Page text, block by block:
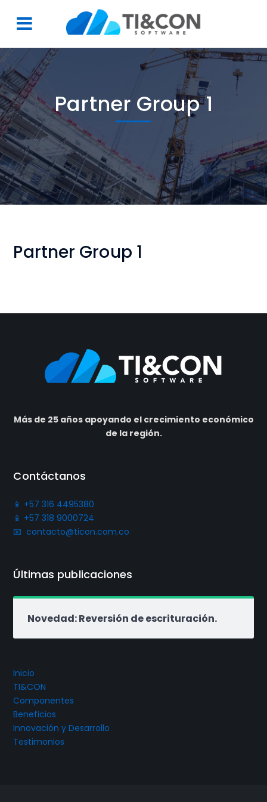
Partner Group 1
Partner Group 1
Más de 25 años apoyando el crecimiento económico
de la región.
Contáctanos
📱 +57 316 4495380
📱 +57 318 9000724
📧 contacto@ticon.com.co
Últimas publicaciones
Novedad: Reversión de escrituración.
Inicio
TI&CON
Componentes
Beneficios
Innovación y Desarrollo
Testimonios